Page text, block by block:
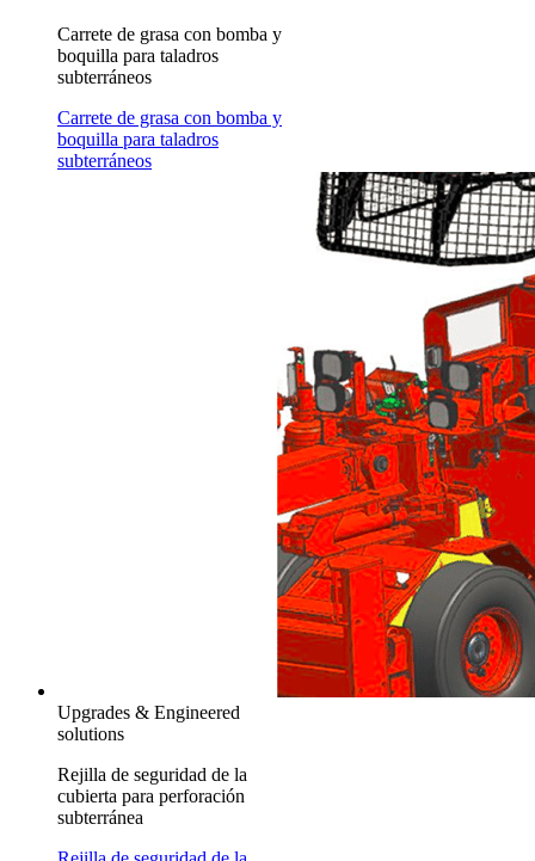
Carrete de grasa con bomba y
boquilla para taladros
subterráneos
Carrete de grasa con bomba y
boquilla para taladros
subterráneos
Upgrades & Engineered
solutions
Rejilla de seguridad de la
cubierta para perforación
subterránea